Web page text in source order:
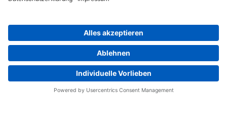
Home Impressum Privacy
Cookie Choices
Whistleblowing
Yaskawa Europe GmbH